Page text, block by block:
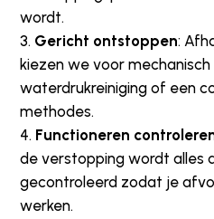
wordt.
Gericht ontstoppen:
kiezen we voor
waterdrukreiniging of een
methodes.
Functioneren
de verstopping wordt alles
gecontroleerd zodat je
werken.